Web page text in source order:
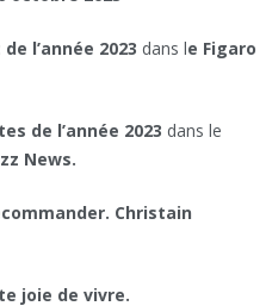
l’année 2023 dans le Figaro
de l’année 2023 dans le
News.
Christain
joie de vivre.